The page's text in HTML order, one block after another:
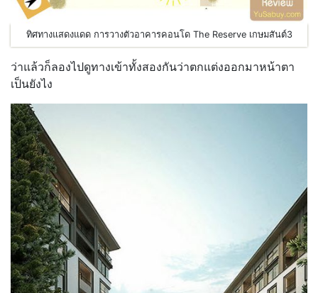
ทิศทางแสดงแดด การวางตัวอาคารคอนโด The Reserve เกษมสันต์3
ว่าแล้วก็ลองไปดูทางเข้าทั้งสองกันว่าตกแต่งออกมาหน้าตา
เป็นยังไง